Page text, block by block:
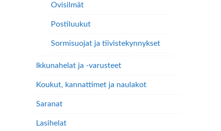
Ovisilmät
Postiluukut
Sormisuojat ja tiivistekynnykset
Ikkunahelat ja -varusteet
Koukut, kannattimet ja naulakot
Saranat
Lasihelat